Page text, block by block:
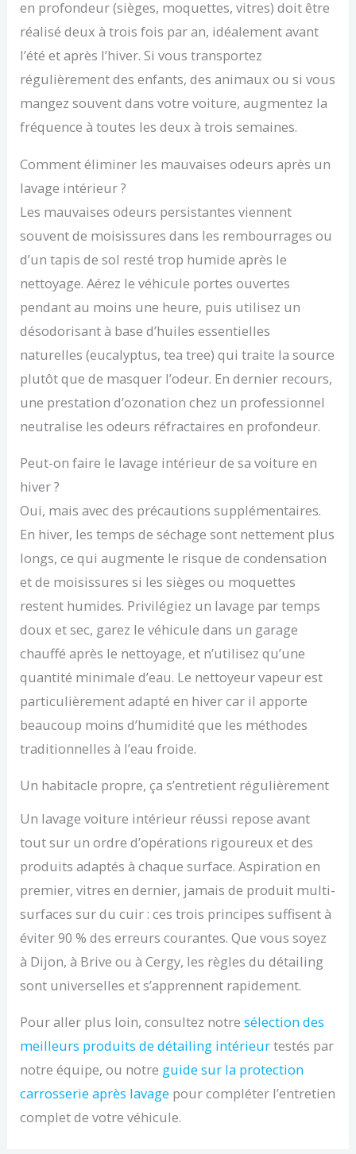
en profondeur (sièges, moquettes, vitres) doit être
réalisé deux à trois fois par an, idéalement avant
l’été et après l’hiver. Si vous transportez
régulièrement des enfants, des animaux ou si vous
mangez souvent dans votre voiture, augmentez la
fréquence à toutes les deux à trois semaines.
Comment éliminer les mauvaises odeurs après un
lavage intérieur ?
Les mauvaises odeurs persistantes viennent
souvent de moisissures dans les rembourrages ou
d’un tapis de sol resté trop humide après le
nettoyage. Aérez le véhicule portes ouvertes
pendant au moins une heure, puis utilisez un
désodorisant à base d’huiles essentielles
naturelles (eucalyptus, tea tree) qui traite la source
plutôt que de masquer l’odeur. En dernier recours,
une prestation d’ozonation chez un professionnel
neutralise les odeurs réfractaires en profondeur.
Peut-on faire le lavage intérieur de sa voiture en
hiver ?
Oui, mais avec des précautions supplémentaires.
En hiver, les temps de séchage sont nettement plus
longs, ce qui augmente le risque de condensation
et de moisissures si les sièges ou moquettes
restent humides. Privilégiez un lavage par temps
doux et sec, garez le véhicule dans un garage
chauffé après le nettoyage, et n’utilisez qu’une
quantité minimale d’eau. Le nettoyeur vapeur est
particulièrement adapté en hiver car il apporte
beaucoup moins d’humidité que les méthodes
traditionnelles à l’eau froide.
Un habitacle propre, ça s’entretient régulièrement
Un lavage voiture intérieur réussi repose avant
tout sur un ordre d’opérations rigoureux et des
produits adaptés à chaque surface. Aspiration en
premier, vitres en dernier, jamais de produit multi-
surfaces sur du cuir : ces trois principes suffisent à
éviter 90 % des erreurs courantes. Que vous soyez
à Dijon, à Brive ou à Cergy, les règles du détailing
sont universelles et s’apprennent rapidement.
Pour aller plus loin, consultez notresélection des
meilleurs produits de détailing intérieurtestés par
notre équipe, ou notre guide sur la protection
carrosserie après lavage pour compléter l’entretien
complet de votre véhicule.